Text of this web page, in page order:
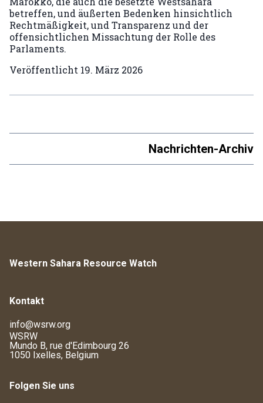
betreffen, und äußerten Bedenken hinsichtlich
Rechtmäßigkeit, und Transparenz und der
offensichtlichen Missachtung der Rolle des
Parlaments.
Veröffentlicht 19. März 2026
Nachrichten-Archiv
Western Sahara Resource Watch
Kontakt
info@wsrw.org
WSRW
Mundo B, rue d'Edimbourg 26
1050 Ixelles, Belgium
Folgen Sie uns